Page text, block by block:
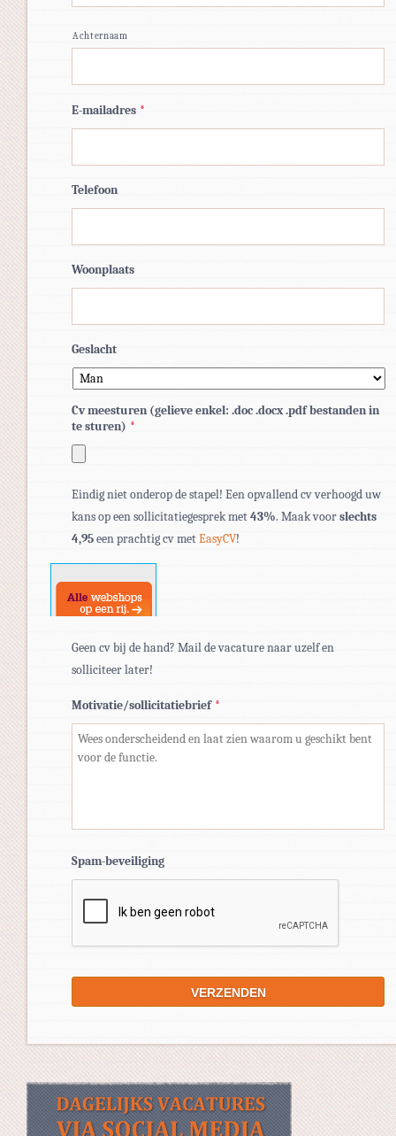
Achternaam
E-mailadres *
Telefoon
Woonplaats
Geslacht
Cv meesturen (gelieve enkel: .doc .docx .pdf bestanden in
te sturen) *
bestandstypen:
pdf,
doc,
docx.
Eindig niet onderop de stapel! Een opvallend cv verhoogd uw
kans op een sollicitatiegesprek met43%. Maak voorslechts
4,95een prachtig cv metEasyCV!
Geen cv bij de hand? Mail de vacature naar uzelf en
solliciteer later!
Motivatie/sollicitatiebrief *
Spam-beveiliging